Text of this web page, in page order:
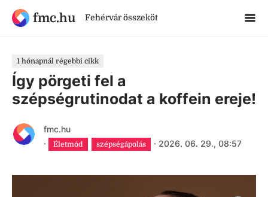
fmc.hu Fehérvár összeköt
1 hónapnál régebbi cikk
Így pörgeti fel a
szépségrutinodat a koffein ereje!
fmc.hu
·
Életmód szépségápolás · 2026. 06. 29., 08:57